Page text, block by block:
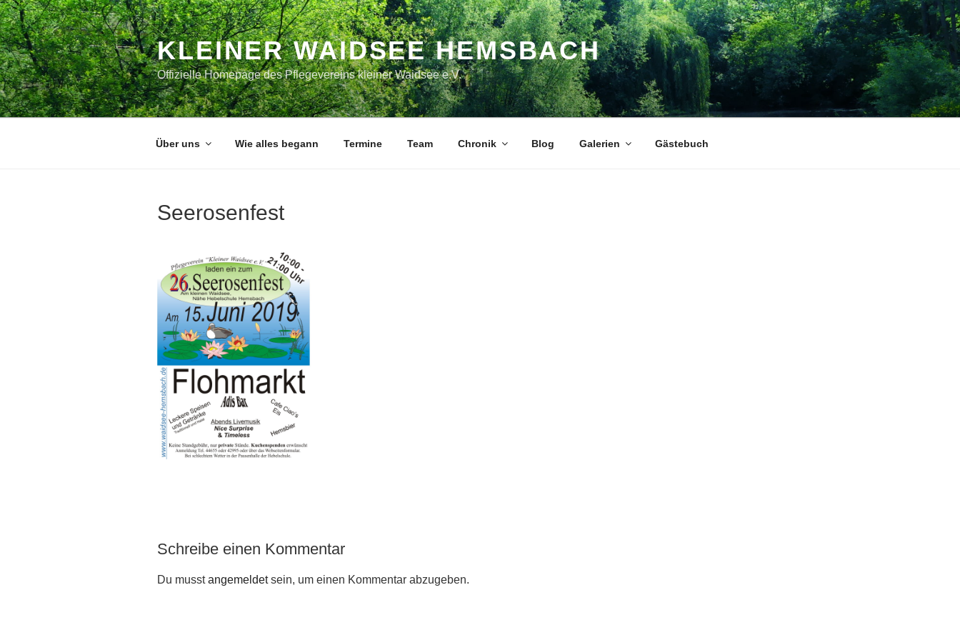
Zum
Inhalt
springen
KLEINER WAIDSEE HEMSBACH
Offizielle Homepage des Pflegevereins kleiner Waidsee e.V.
Über uns Wie alles begann Termine Team Chronik Blog Galerien Gästebuch
Seerosenfest
Schreibe einen Kommentar
Du musstangemeldetsein, um einen Kommentar abzugeben.